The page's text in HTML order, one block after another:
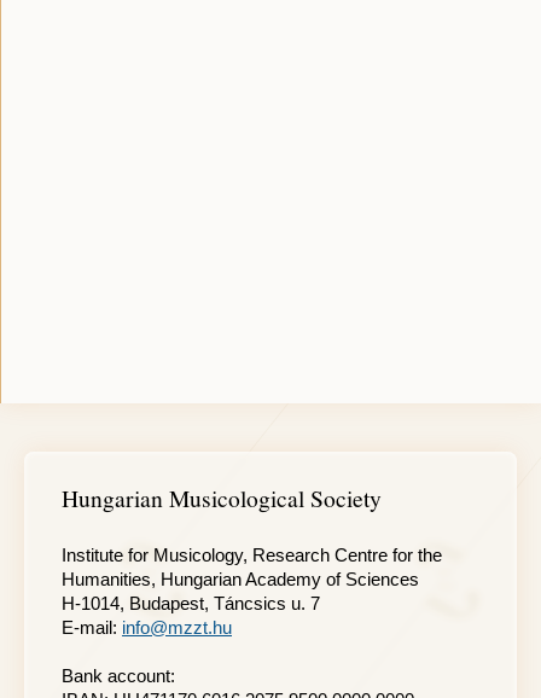
Hungarian Musicological Society
Institute for Musicology, Research Centre for the
Humanities, Hungarian Academy of Sciences
H-1014, Budapest, Táncsics u. 7
E-mail: info@mzzt.hu
Bank account: